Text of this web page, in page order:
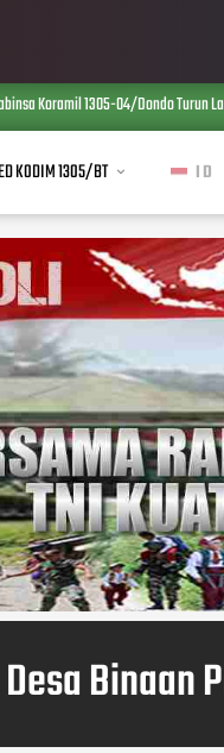
Turun Langsung Dukung
KODIM 1305/BT
Binaan